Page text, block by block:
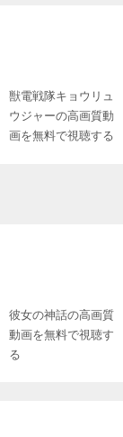
獣電戦隊キョウリュ
ウジャーの高画質動
画を無料で視聴する
彼女の神話の高画質
動画を無料で視聴す
る